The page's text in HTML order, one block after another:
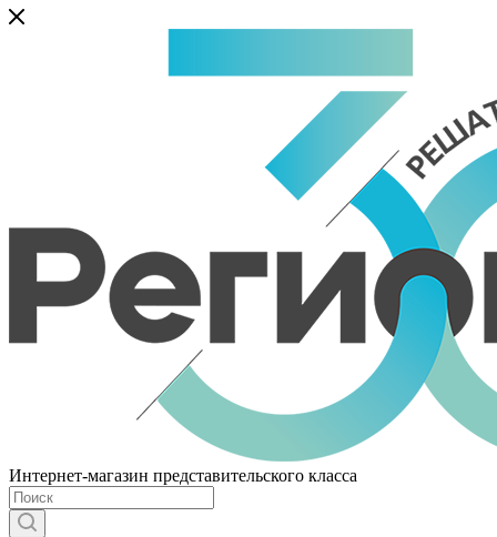
Интернет-магазин представительского класса